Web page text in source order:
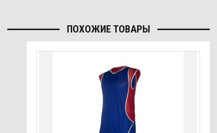
ПОХОЖИЕ ТОВАРЫ